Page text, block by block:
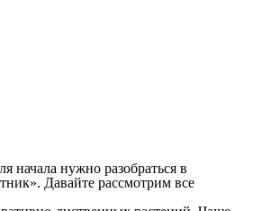
начала нужно разобраться в
Давайте рассмотрим все